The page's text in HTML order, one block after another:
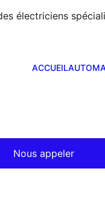
électriciens
ACCUEIL
Nous appeler